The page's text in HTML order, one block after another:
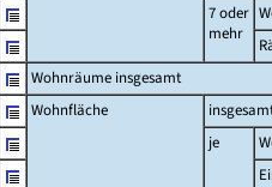
7 oder
mehr
Wohnräume insgesamt
Wohnfläche
je